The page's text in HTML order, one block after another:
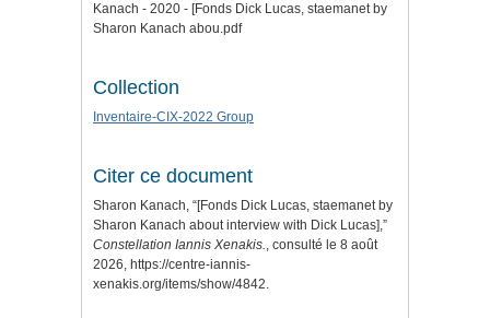
Kanach - 2020 - [Fonds Dick Lucas, staemanet by
Sharon Kanach abou.pdf
Collection
Inventaire-CIX-2022 Group
Citer ce document
Sharon Kanach, “[Fonds Dick Lucas, staemanet by
Sharon Kanach about interview with Dick Lucas],”
Constellation Iannis Xenakis., consulté le 8 août
2026, https://centre-iannis-
xenakis.org/items/show/4842.